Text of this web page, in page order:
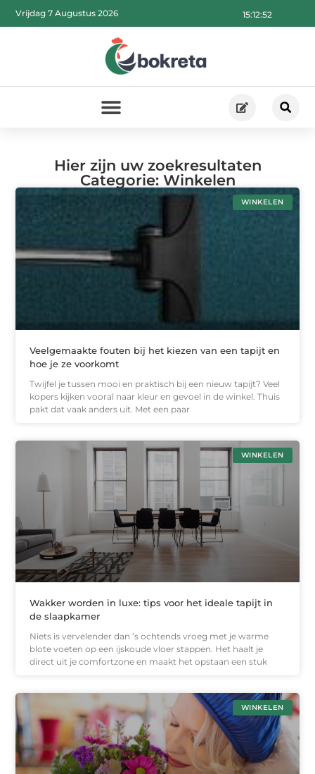
15:12:54
Vrijdag 7 Augustus 2026
Hier zijn uw zoekresultaten
Categorie: Winkelen
WINKELEN
Veelgemaakte fouten bij het kiezen van een tapijt en
hoe je ze voorkomt
Twijfel je tussen mooi en praktisch bij een nieuw tapijt? Veel
kopers kijken vooral naar kleur en gevoel in de winkel. Thuis
pakt dat vaak anders uit. Met een paar
WINKELEN
Wakker worden in luxe: tips voor het ideale tapijt in
de slaapkamer
Niets is vervelender dan ’s ochtends vroeg met je warme
blote voeten op een ijskoude vloer stappen. Het haalt je
direct uit je comfortzone en maakt het opstaan een stuk
WINKELEN